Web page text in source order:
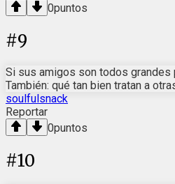
0puntos
#9
Si sus amigos son todos grandes
También: qué tan bien tratan a
soulfulsnack
Reportar
0puntos
#10